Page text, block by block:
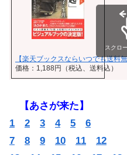
【楽天ブックスならいつでも送料
価格：1,188円（税込、送料込）
スクロ
【あさが来た】
1
2 3 4 5
6
7
8 9 10 11
12